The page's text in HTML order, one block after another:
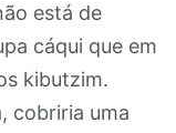
está de
cáqui que em
kibutzim.
cobriria uma